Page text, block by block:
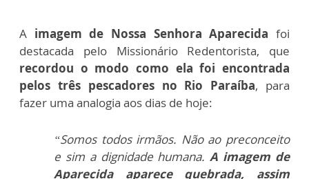
A imagem de Nossa Senhora Aparecida foi
destacada pelo Missionário Redentorista, que
recordou o modo como ela foi encontrada
pelos três pescadores no Rio Paraíba, para
fazer uma analogia aos dias de hoje:
“Somos todos irmãos. Não ao preconceito
e sim a dignidade humana.A imagem de
Aparecida aparece quebrada, assim